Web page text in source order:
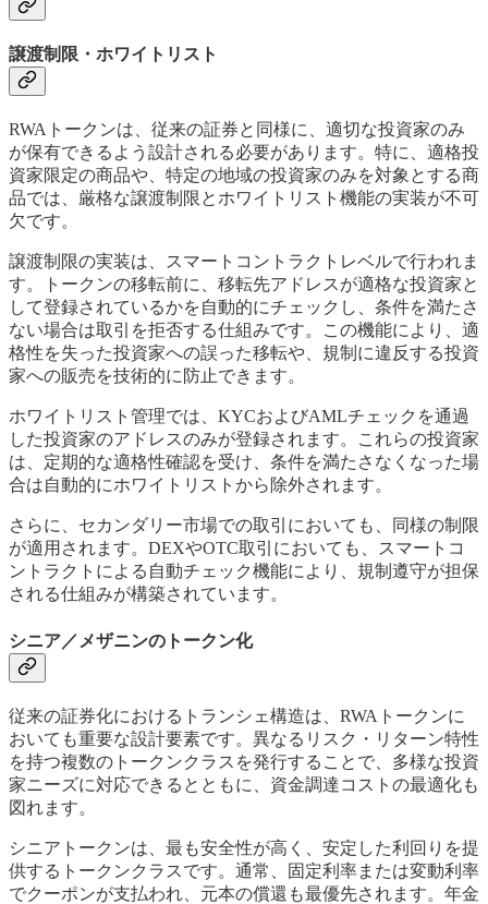
譲渡制限・ホワイトリスト
RWAトークンは、従来の証券と同様に、適切な投資家のみ
が保有できるよう設計される必要があります。特に、適格投
資家限定の商品や、特定の地域の投資家のみを対象とする商
品では、厳格な譲渡制限とホワイトリスト機能の実装が不可
欠です。
譲渡制限の実装は、スマートコントラクトレベルで行われま
す。トークンの移転前に、移転先アドレスが適格な投資家と
して登録されているかを自動的にチェックし、条件を満たさ
ない場合は取引を拒否する仕組みです。この機能により、適
格性を失った投資家への誤った移転や、規制に違反する投資
家への販売を技術的に防止できます。
ホワイトリスト管理では、KYCおよびAMLチェックを通過
した投資家のアドレスのみが登録されます。これらの投資家
は、定期的な適格性確認を受け、条件を満たさなくなった場
合は自動的にホワイトリストから除外されます。
さらに、セカンダリー市場での取引においても、同様の制限
が適用されます。DEXやOTC取引においても、スマートコ
ントラクトによる自動チェック機能により、規制遵守が担保
される仕組みが構築されています。
シニア／メザニンのトークン化
従来の証券化におけるトランシェ構造は、RWAトークンに
おいても重要な設計要素です。異なるリスク・リターン特性
を持つ複数のトークンクラスを発行することで、多様な投資
家ニーズに対応できるとともに、資金調達コストの最適化も
図れます。
シニアトークンは、最も安全性が高く、安定した利回りを提
供するトークンクラスです。通常、固定利率または変動利率
でクーポンが支払われ、元本の償還も最優先されます。年金